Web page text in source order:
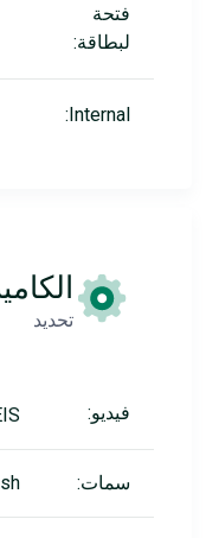
فتحة
لبطاقة:
Internal:
تحديد
فيديو:
سمات: